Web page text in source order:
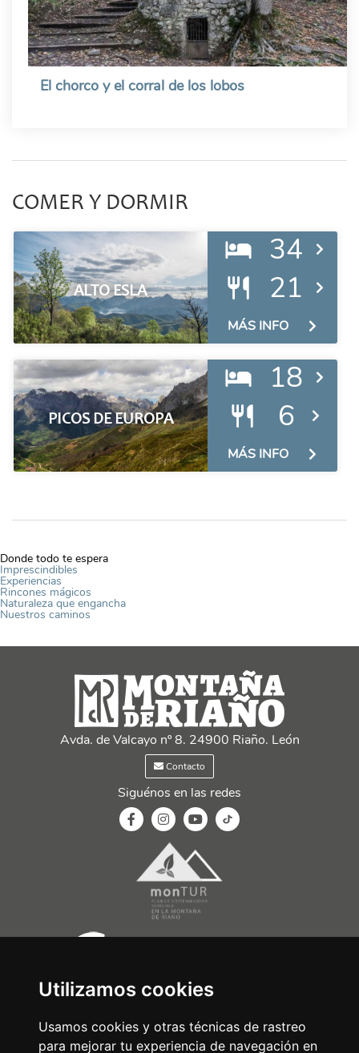
Utilizamos cookies
Usamos cookies y otras técnicas de rastreo
para mejorar tu experiencia de navegación en
El chorco y el corral de los lobos
COMER Y DORMIR
ALTO ESLA
34
21
MÁS INFO
PICOS DE EUROPA
18
6
MÁS INFO
Donde todo te espera
Imprescindibles
Experiencias
Rincones mágicos
Naturaleza que engancha
Nuestros caminos
Avda. de Valcayo nº 8. 24900 Riaño. León
Contacto
Siguénos en las redes